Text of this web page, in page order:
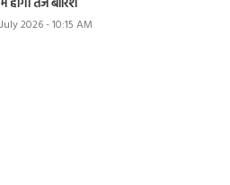
होगी तेज बारिश
2026 - 10:15 AM